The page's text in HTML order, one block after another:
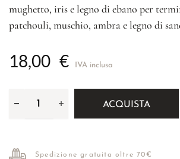
mughetto, iris e legno di ebano per
patchouli, muschio, ambra e legno di
18,00 € IVA inclusa
ACQUISTA
Spedizione gratuita oltre 70€